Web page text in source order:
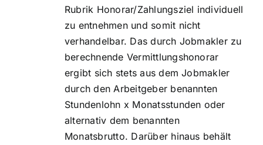
Rubrik Honorar/Zahlungsziel individuell
zu entnehmen und somit nicht
verhandelbar. Das durch Jobmakler zu
berechnende Vermittlungshonorar
ergibt sich stets aus dem Jobmakler
durch den Arbeitgeber benannten
Stundenlohn x Monatsstunden oder
alternativ dem benannten
Monatsbrutto. Darüber hinaus behält